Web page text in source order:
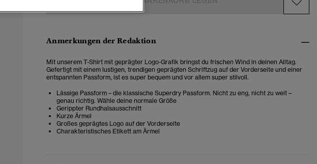
Anmerkungen der Redaktion
Mit unserem T-Shirt mit geprägter Logo-Grafik bringst du frischen Wind in deinen Alltag.
Gefertigt mit einem lustigen, trendigen geprägten Schriftzug auf der Vorderseite und einer
entspannten Passform, ist es super bequem und vor allem super stilvoll.
Lässige Passform – die klassische Superdry Passform. Nicht zu eng, nicht zu weit –
genau richtig. Wähle deine normale Größe
Gerippter Rundhalsausschnitt
Kurze Ärmel
Großes geprägtes Logo auf der Vorderseite
Charakteristisches Etikett am Ärmel